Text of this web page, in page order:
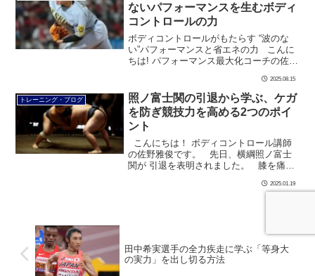
ないパフォーマンスを生むボディ
コントロールの力
ボディコントロールがもたらす “波のな
い”パフォーマンスと省エネの力 こんに
ちは! パフォーマンス最大化コーチの佐野
投手は、 2020年ドラフトで全体74位 […]
2025.08.15
トレーニング・ブログ
照ノ富士関の引退から学ぶ、ケガ
を防ぎ競技力を高める2つのポイ
ント
こんにちは！ ボディコントロール講師
の佐野雅俊です。 先日、横綱照ノ富士
関が 引退を表明されました。 膝を痛
かかり、 休場を繰り返した末の引 […]
2025.01.19
田中希実選手の全力疾走に学ぶ「等身大
の実力」を出し切る方法